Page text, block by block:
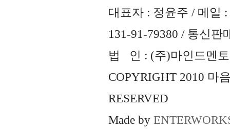
대표자 : 정윤주 / 메일 :
131-91-79380 / 통신판
법 인 : (주)마인드멘토
COPYRIGHT 2010 마
RESERVED
Made by